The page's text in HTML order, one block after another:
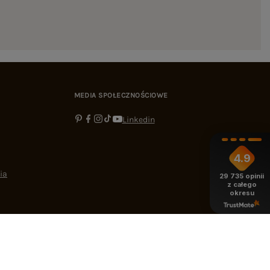
MEDIA SPOŁECZNOŚCIOWE
Linkedin
4.9
29 735 opinii
z całego
okresu